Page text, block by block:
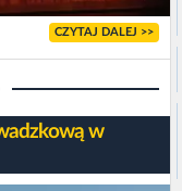
CZYTAJ DALEJ >>
w